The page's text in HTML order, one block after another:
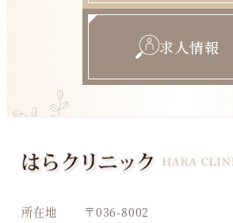
求人情報
所在地
〒036-8002